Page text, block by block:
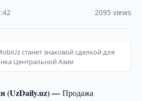
2095 views
станет знаковой сделкой для
Центральной Азии
(UzDaily.uz) —Продажа